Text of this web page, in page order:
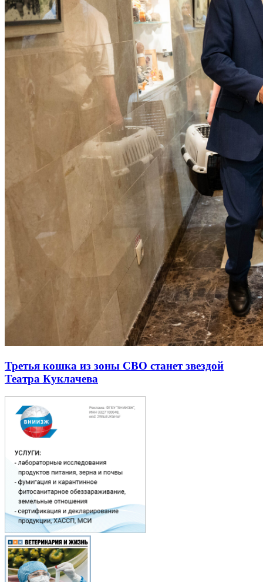
Третья кошка из зоны СВО станет звездой
Театра Куклачева